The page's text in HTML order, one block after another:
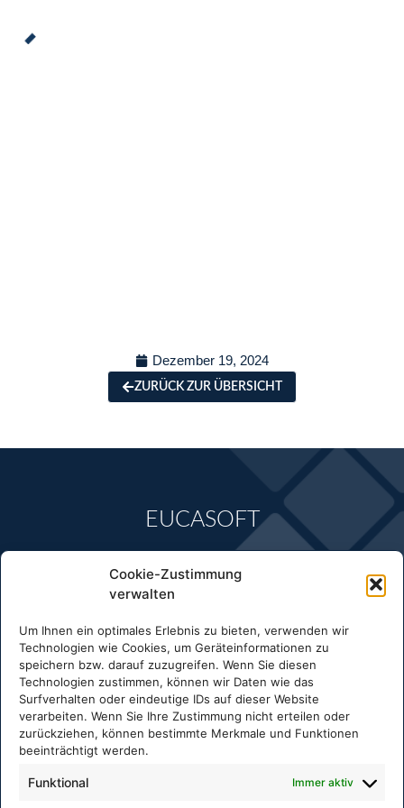
Cookie-Zustimmung
verwalten
Um Ihnen ein optimales Erlebnis zu bieten, verwenden wir
Technologien wie Cookies, um Geräteinformationen zu
speichern bzw. darauf zuzugreifen. Wenn Sie diesen
Technologien zustimmen, können wir Daten wie das
Surfverhalten oder eindeutige IDs auf dieser Website
verarbeiten. Wenn Sie Ihre Zustimmung nicht erteilen oder
zurückziehen, können bestimmte Merkmale und Funktionen
beeinträchtigt werden.
Funktional Immer aktiv
Dezember 19, 2024
ZURÜCK ZUR ÜBERSICHT
EUCASOFT
CASPOS EuCaSoft GmbH
Alte Bundesstr. 16
76846 Hauenstein
Kontakt:
+49.6392.8598 430
Mail:info@eucasoft.de
CASPOS EuCaSoft GmbH ist Mitglied im deutschen
Fachverband für Kassen- und Abrechnungssysteme